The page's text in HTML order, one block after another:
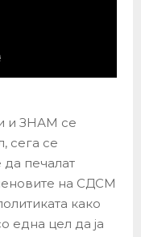
и ЗНАМ се
сега се
печалат
на СДСМ
како
цел да ја